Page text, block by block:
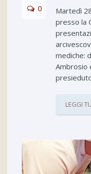
0
Martedì
presso la
mediche:
Ambrosio
presieduto
LEGGI